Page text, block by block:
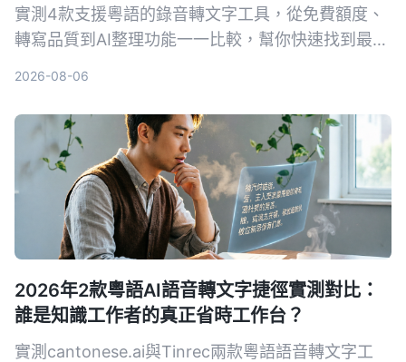
實測4款支援粵語的錄音轉文字工具，從免費額度、
轉寫品質到AI整理功能一一比較，幫你快速找到最適
2026-08-06
2026年2款粵語AI語音轉文字捷徑實測對比：
誰是知識工作者的真正省時工作台？
實測cantonese.ai與Tinrec兩款粵語語音轉文字工